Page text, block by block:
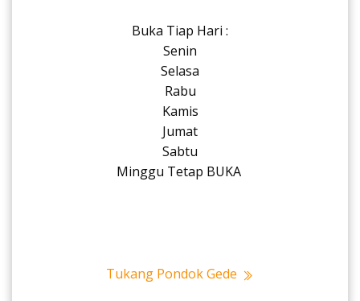
Buka Tiap Hari :
Senin
Selasa
Rabu
Kamis
Jumat
Sabtu
Minggu Tetap BUKA
Tukang Pondok Gede